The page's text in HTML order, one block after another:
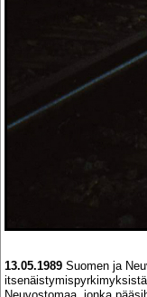
13.05.1989 Suomen ja